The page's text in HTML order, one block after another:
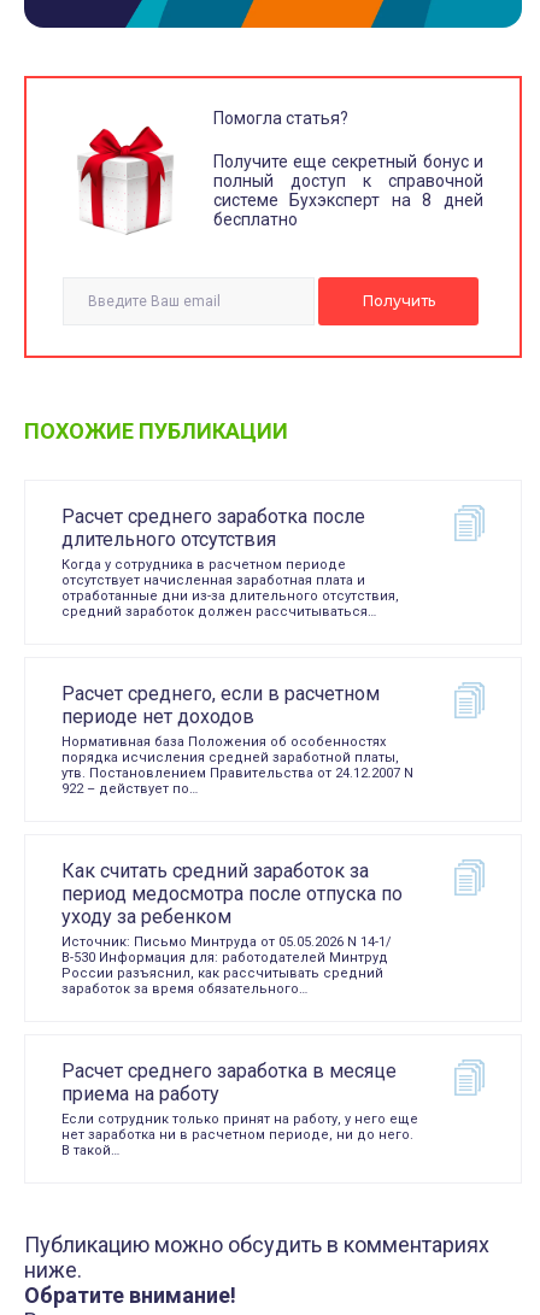
Помогла статья?
Получите еще секретный бонус и
полный доступ к справочной
системе Бухэксперт на 8 дней
бесплатно
ПОХОЖИЕ ПУБЛИКАЦИИ
Расчет среднего заработка после
длительного отсутствия
Когда у сотрудника в расчетном периоде
отсутствует начисленная заработная плата и
отработанные дни из-за длительного отсутствия,
средний заработок должен рассчитываться…
Расчет среднего, если в расчетном
периоде нет доходов
Нормативная база Положения об особенностях
порядка исчисления средней заработной платы,
утв. Постановлением Правительства от 24.12.2007 N
922 – действует по…
Как считать средний заработок за
период медосмотра после отпуска по
уходу за ребенком
Источник: Письмо Минтруда от 05.05.2026 N 14-1/
В-530 Информация для: работодателей Минтруд
России разъяснил, как рассчитывать средний
заработок за время обязательного…
Расчет среднего заработка в месяце
приема на работу
Если сотрудник только принят на работу, у него еще
нет заработка ни в расчетном периоде, ни до него.
В такой…
Публикацию можно обсудить в комментариях
ниже.
Обратите внимание!